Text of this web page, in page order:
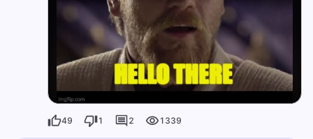
49 1 2 1339